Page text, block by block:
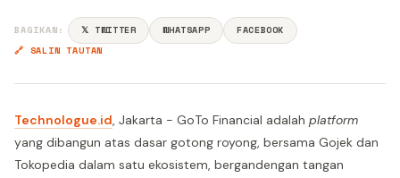
BAGIKAN: 𝕏 TWITTER WHATSAPP
FACEBOOK
🔗 SALIN TAUTAN
Technologue.id, Jakarta - GoTo Financial adalah platform
yang dibangun atas dasar gotong royong, bersama Gojek dan
Tokopedia dalam satu ekosistem, bergandengan tangan